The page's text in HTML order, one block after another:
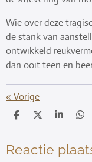
Wie over deze
de stank van
ontwikkeld
dan ooit teen en
« Vorige
D
e
n
D
l
S
r
e
D
e
n
Reactie